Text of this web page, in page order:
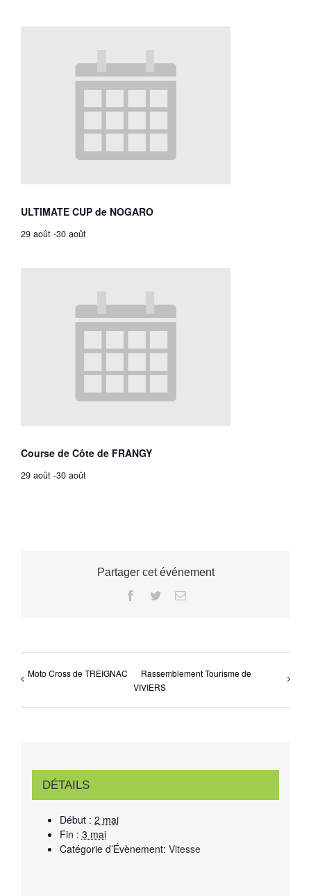
ULTIMATE CUP de NOGARO
29 août -30 août
Course de Côte de FRANGY
29 août -30 août
Partager cet événement
Facebook
TwitterEmail
Moto Cross de TREIGNAC
Rassemblement Tourisme de
VIVIERS
DÉTAILS
Début : 2 mai
Fin : 3 mai
Catégorie d’Évènement: Vitesse